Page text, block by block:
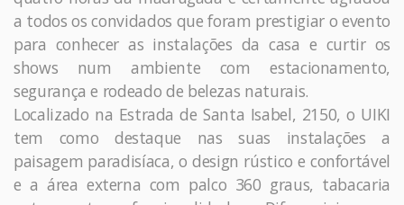
a todos os convidados que foram prestigiar o evento
para conhecer as instalações da casa e curtir os
shows num ambiente com estacionamento,
segurança e rodeado de belezas naturais.
Localizado na Estrada de Santa Isabel, 2150, o UIKI
tem como destaque nas suas instalações a
paisagem paradisíaca, o design rústico e confortável
e a área externa com palco 360 graus, tabacaria